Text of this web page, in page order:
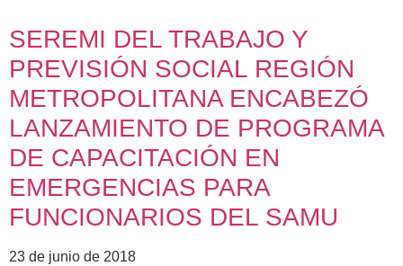
SEREMI DEL TRABAJO Y
PREVISIÓN SOCIAL REGIÓN
METROPOLITANA ENCABEZÓ
LANZAMIENTO DE PROGRAMA
DE CAPACITACIÓN EN
EMERGENCIAS PARA
FUNCIONARIOS DEL SAMU
23 de junio de 2018